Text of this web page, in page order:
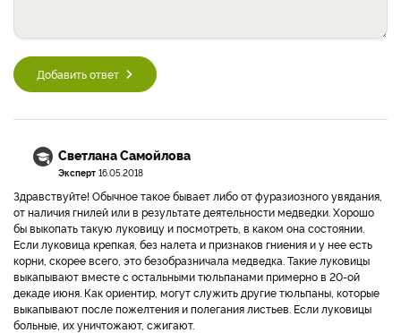
Добавить ответ
Светлана Самойлова
Эксперт 16.05.2018
Здравствуйте! Обычное такое бывает либо от фуразиозного увядания,
от наличия гнилей или в результате деятельности медведки. Хорошо
бы выкопать такую луковицу и посмотреть, в каком она состоянии.
Если луковица крепкая, без налета и признаков гниения и у нее есть
корни, скорее всего, это безобразничала медведка. Такие луковицы
выкапывают вместе с остальными тюльпанами примерно в 20-ой
декаде июня. Как ориентир, могут служить другие тюльпаны, которые
выкапывают после пожелтения и полегания листьев. Если луковицы
больные, их уничтожают, сжигают.